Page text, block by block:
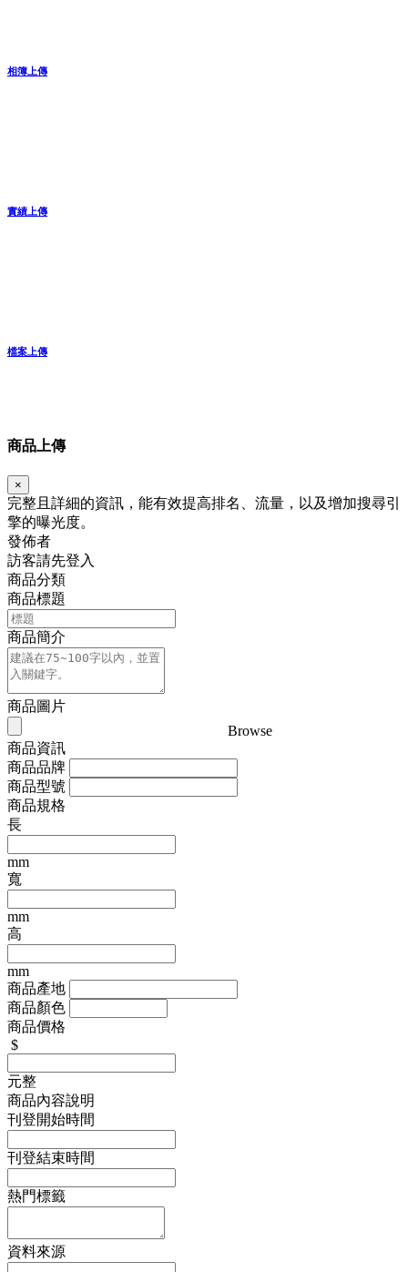
相簿上傳
實績上傳
檔案上傳
商品上傳
×
完整且詳細的資訊，能有效提高排名、流量，以及增加搜尋引
擎的曝光度。
發佈者
訪客請先登入
商品分類
商品標題
商品簡介
商品圖片
Browse
商品資訊
商品品牌
商品型號
商品規格
長
mm
寬
mm
高
mm
商品產地
商品顏色
商品價格
$
元整
商品內容說明
刊登開始時間
刊登結束時間
熱門標籤
資料來源